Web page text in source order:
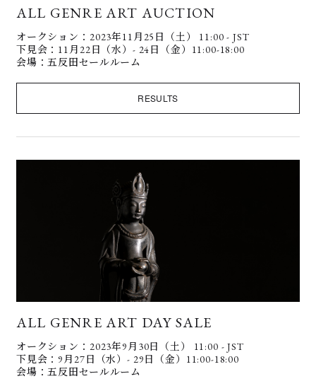
ALL GENRE ART AUCTION
オークション：2023年11月25日（土） 11:00 - JST
下見会：11月22日（水）- 24日（金）11:00-18:00
会場：五反田セールルーム
RESULTS
ALL GENRE ART DAY SALE
オークション：2023年9月30日（土） 11:00 - JST
下見会：9月27日（水）- 29日（金）11:00-18:00
会場：五反田セールルーム